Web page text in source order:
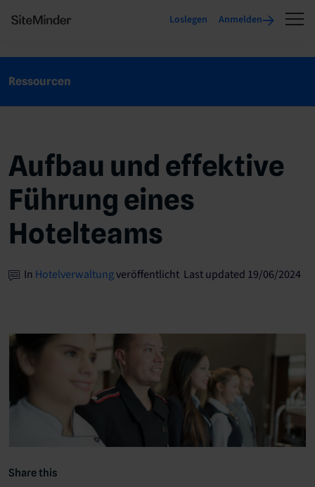
Loslegen Anmelden
Ressourcen
Aufbau und effektive
Führung eines
Hotelteams
In Hotelverwaltungveröffentlicht Last updated 19/06/2024
Share this